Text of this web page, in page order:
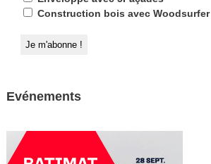
Construction bois avec Woodsurfer
Evénements